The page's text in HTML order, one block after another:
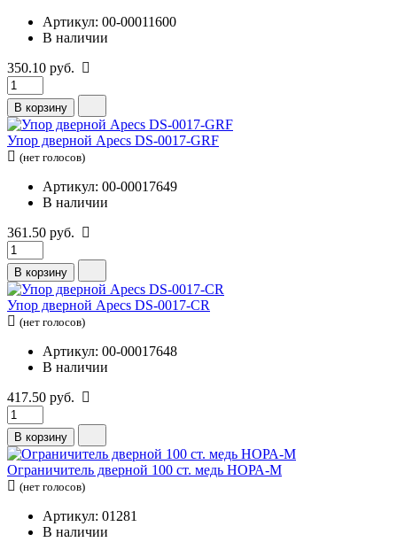
Артикул: 00-00011600
В наличии
350.10 руб.
В корзину
Упор дверной Apecs DS-0017-GRF
(нет голосов)
Артикул: 00-00017649
В наличии
361.50 руб.
В корзину
Упор дверной Apecs DS-0017-CR
(нет голосов)
Артикул: 00-00017648
В наличии
417.50 руб.
В корзину
Ограничитель дверной 100 ст. медь НОРА-М
(нет голосов)
Артикул: 01281
В наличии